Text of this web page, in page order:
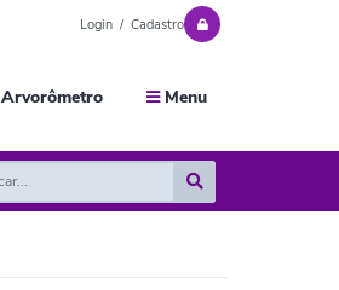
Login / Cadastro
Arvorômetro Menu